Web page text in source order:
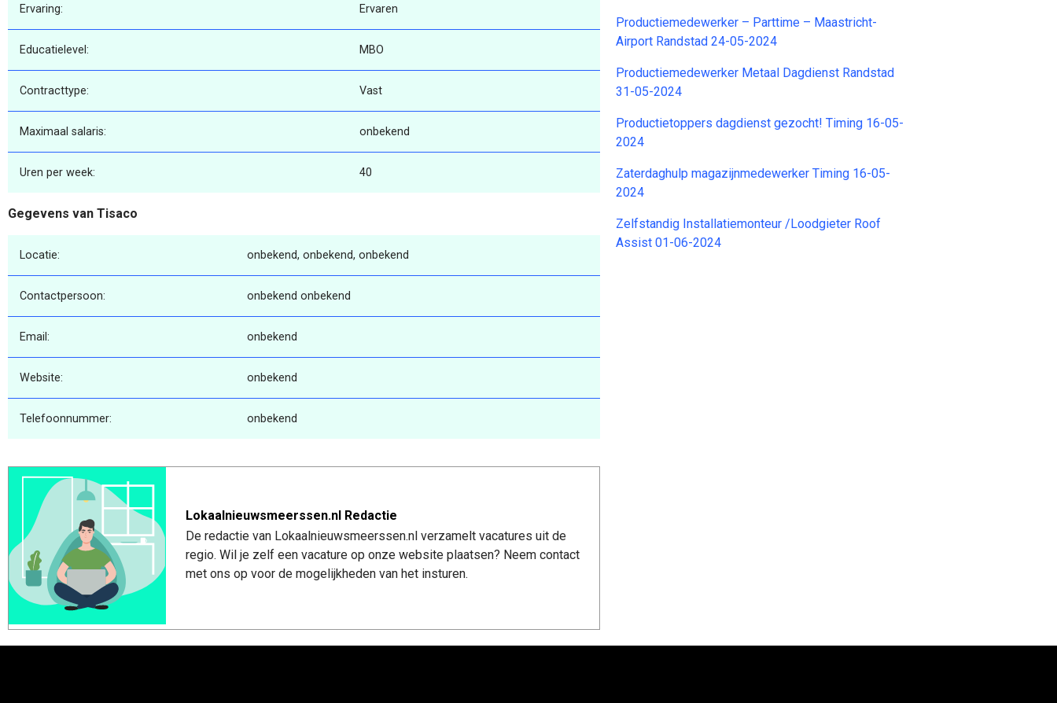
Ervaring: Ervaren
Educatielevel: MBO
Contracttype: Vast
Maximaal salaris: onbekend
Uren per week: 40
Gegevens van Tisaco
Locatie: onbekend, onbekend, onbekend
Contactpersoon: onbekend onbekend
Email: onbekend
Website: onbekend
Telefoonnummer: onbekend
Lokaalnieuwsmeerssen.nl Redactie
De redactie van Lokaalnieuwsmeerssen.nl verzamelt vacatures uit de
regio. Wil je zelf een vacature op onze website plaatsen? Neem contact
met ons op voor de mogelijkheden van het insturen.
Productiemedewerker – Parttime – Maastricht-
Airport Randstad 24-05-2024
Productiemedewerker Metaal Dagdienst Randstad
31-05-2024
Productietoppers dagdienst gezocht! Timing 16-05-
2024
Zaterdaghulp magazijnmedewerker Timing 16-05-
2024
Zelfstandig Installatiemonteur /Loodgieter Roof
Assist 01-06-2024